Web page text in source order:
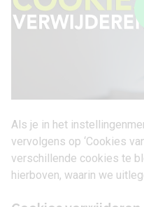
Als je in het
vervolgens op ‘Cookies
verschillende cookies te
hierboven, waarin we